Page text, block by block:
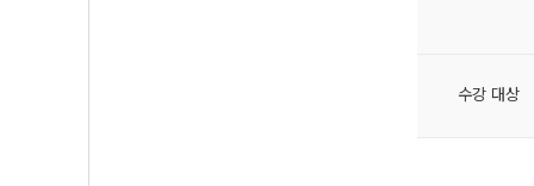
수강 대상